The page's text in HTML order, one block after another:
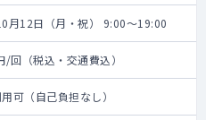
月12日（月・祝） 9:00～19:00
回（税込・交通費込）
可（自己負担なし）